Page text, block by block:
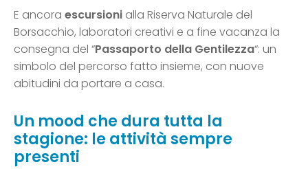
E ancora escursioni alla Riserva Naturale del
Borsacchio, laboratori creativi e a fine vacanza la
consegna del “Passaporto della Gentilezza“: un
simbolo del percorso fatto insieme, con nuove
abitudini da portare a casa.
Un mood che dura tutta la
stagione: le attività sempre
presenti